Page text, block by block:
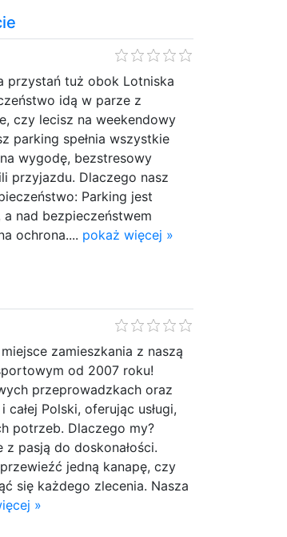
przystań tuż obok Lotniska
idą w parze z
czy lecisz na weekendowy
parking spełnia wszystkie
wygodę, bezstresowy
przyjazdu. Dlaczego nasz
Parking jest
nad bezpieczeństwem
ochrona.... pokaż więcej »
zamieszkania z naszą
od 2007 roku!
przeprowadzkach oraz
Polski, oferując usługi,
potrzeb. Dlaczego my?
z pasją do doskonałości.
jedną kanapę, czy
się każdego zlecenia. Nasza
»